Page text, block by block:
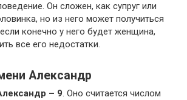
Он сложен, как супруг или
но из него может получиться
конечно у него будет женщина,
все его недостатки.
Александр
– 9. Оно считается числом